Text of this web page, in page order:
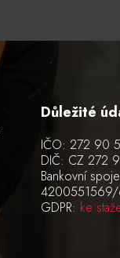
Důležité
IČO: 272 90
DIČ: CZ 272
Bankovní
GDPR: ke